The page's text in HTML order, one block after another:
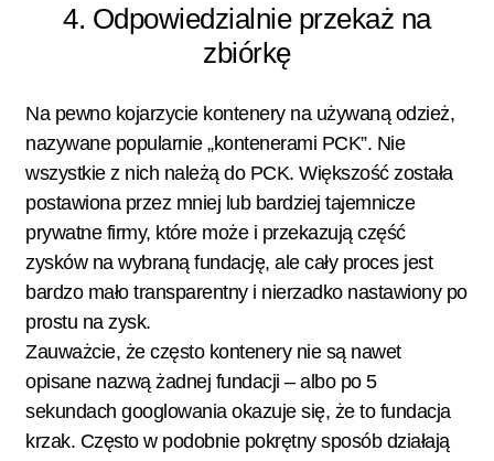
4. Odpowiedzialnie przekaż na
zbiórkę
Na pewno kojarzycie kontenery na używaną odzież,
nazywane popularnie „kontenerami PCK”. Nie
wszystkie z nich należą do PCK. Większość została
postawiona przez mniej lub bardziej tajemnicze
prywatne firmy, które może i przekazują część
zysków na wybraną fundację, ale cały proces jest
bardzo mało transparentny i nierzadko nastawiony po
prostu na zysk.
Zauważcie, że często kontenery nie są nawet
opisane nazwą żadnej fundacji – albo po 5
sekundach googlowania okazuje się, że to fundacja
krzak. Często w podobnie pokrętny sposób działają